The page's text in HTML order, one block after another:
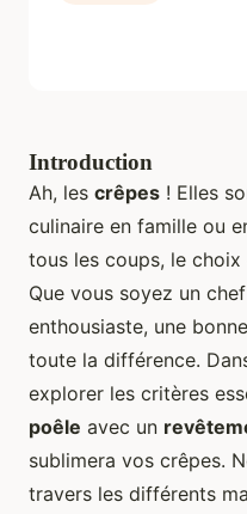
Introduction
Ah, les crêpes ! Elles
culinaire en famille ou
tous les coups, le choix
Que vous soyez un
enthousiaste, une bonne
toute la différence.
explorer les critères
poêle avec un
sublimera vos crêpes.
travers les différents